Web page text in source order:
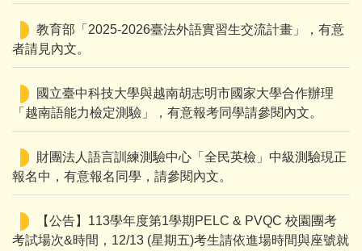
教育部「2025-2026臺法外語實習生交流計畫」，有意
者請見內文。
國立臺中科技大學與越南胡志明市國家大學合作辦理
「越南語能力檢定測驗」，有意報考同學請參閱內文。
財團法人語言訓練測驗中心「全民英檢」中級測驗現正
報名中，有意報名同學，請參閱內文。
【公告】113學年度第1學期PELC & PVQC 校園團考
考試場次&時間，12/13 (星期五)考生請依進場時間與座號就